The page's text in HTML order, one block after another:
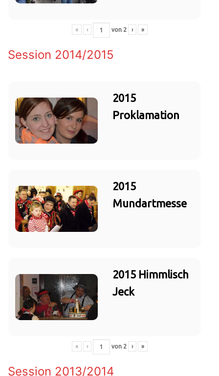
« ‹ von 2 › »
Session 2014/2015
2015
Proklamation
2015
Mundartmesse
2015 Himmlisch
Jeck
« ‹ von 2 › »
Session 2013/2014